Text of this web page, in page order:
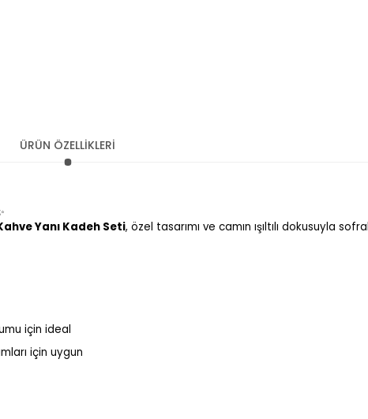
ÜRÜN ÖZELLİKLERİ
Yanı Kadeh Seti, özel tasarımı ve camın ışıltılı dokusuyla
için ideal
için uygun